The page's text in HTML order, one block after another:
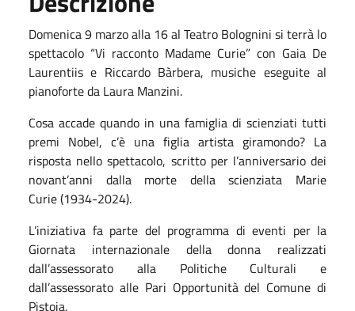
Domenica 9 marzo alla 16 al Teatro Bolognini si terrà lo
spettacolo “Vi racconto Madame Curie” con Gaia De
Laurentiis e Riccardo Bàrbera, musiche eseguite al
pianoforte da Laura Manzini.
Cosa accade quando in una famiglia di scienziati tutti
premi Nobel, c’è una figlia artista giramondo? La
risposta nello spettacolo, scritto per l’anniversario dei
novant’anni dalla morte della scienziata Marie
Curie (1934-2024).
L’iniziativa fa parte del programma di eventi per la
Giornata internazionale della donna realizzati
dall’assessorato alla Politiche Culturali e
dall’assessorato alle Pari Opportunità del Comune di
Pistoia.